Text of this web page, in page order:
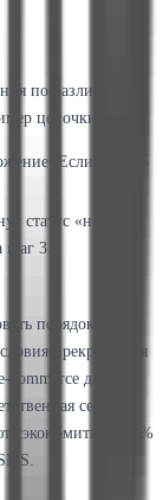
по различным
цепочки:
Если через 5
статус «не
шаг 3.
порядок
прекращения
для
серия,
сэкономить до 40%